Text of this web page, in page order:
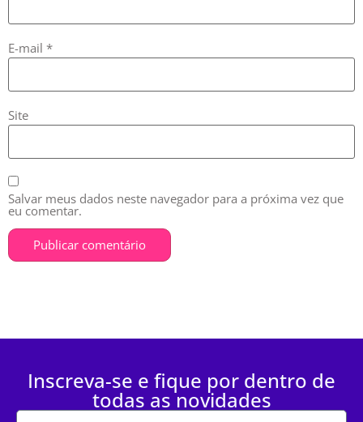
E-mail *
Site
Salvar meus dados neste navegador para a próxima vez que
eu comentar.
Inscreva-se e fique por dentro de
todas as novidades